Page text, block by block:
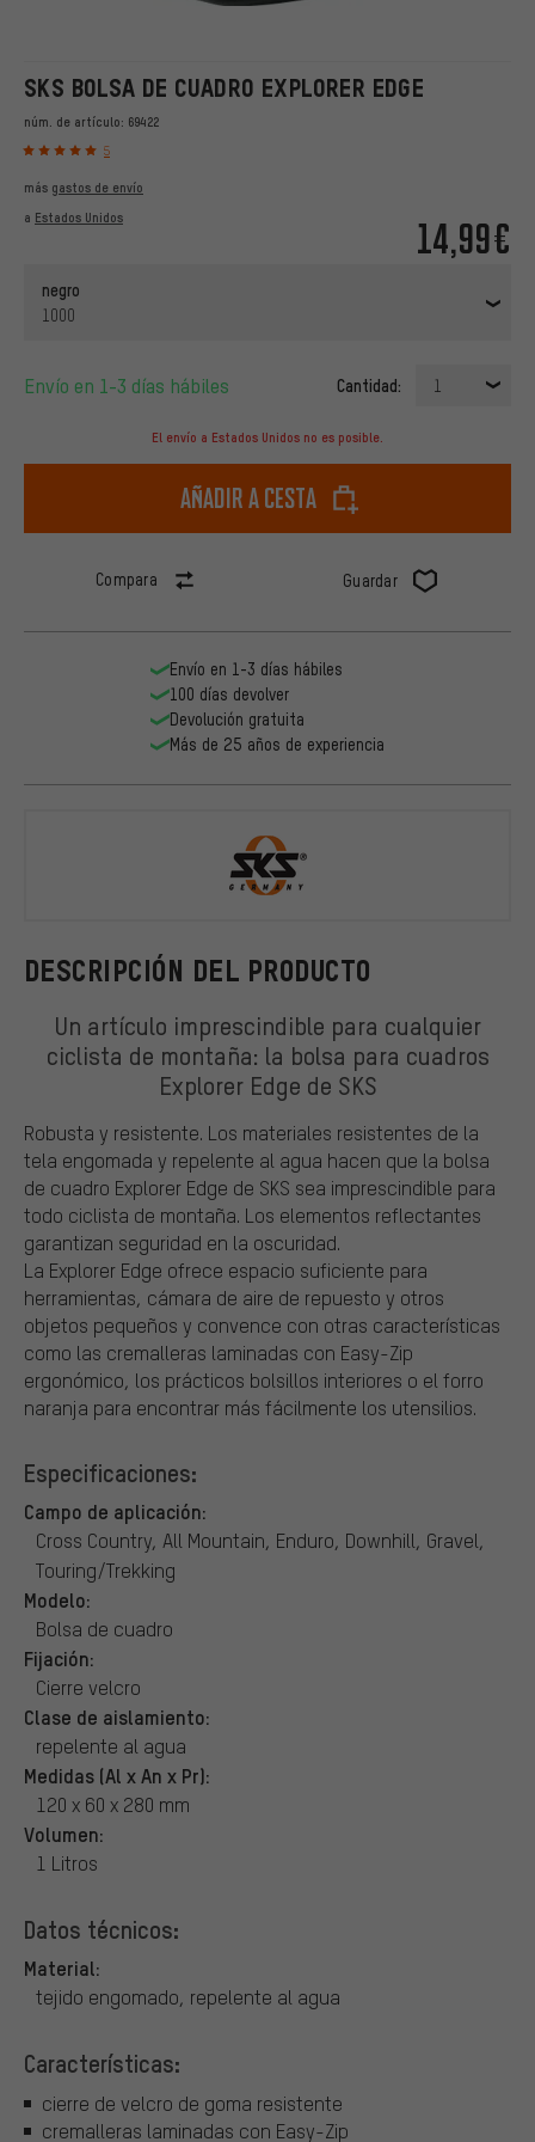
SKS BOLSA DE CUADRO EXPLORER EDGE
núm. de artículo: 69422
5
14,99€
más gastos de envío
a Estados Unidos
negro
1000
Envío en 1-3 días hábiles Cantidad: 1
El envío a Estados Unidos no es posible.
Añadir a cesta
Compara Guardar
DESCRIPCIÓN DEL PRODUCTO
Un artículo imprescindible para cualquier
ciclista de montaña: la bolsa para cuadros
Explorer Edge de SKS
Robusta y resistente. Los materiales resistentes de la
tela engomada y repelente al agua hacen que la bolsa
de cuadro Explorer Edge de SKS sea imprescindible para
todo ciclista de montaña. Los elementos reflectantes
garantizan seguridad en la oscuridad.
La Explorer Edge ofrece espacio suficiente para
herramientas, cámara de aire de repuesto y otros
objetos pequeños y convence con otras características
como las cremalleras laminadas con Easy-Zip
ergonómico, los prácticos bolsillos interiores o el forro
naranja para encontrar más fácilmente los utensilios.
Especificaciones:
Campo de aplicación:
Cross Country, All Mountain, Enduro, Downhill, Gravel,
Touring/Trekking
Modelo:
Bolsa de cuadro
Fijación:
Cierre velcro
Clase de aislamiento:
repelente al agua
Medidas (Al x An x Pr):
120 x 60 x 280 mm
Volumen:
1 Litros
Datos técnicos:
Material:
tejido engomado, repelente al agua
Características:
cierre de velcro de goma resistente
cremalleras laminadas con Easy-Zip
Envío en 1-3 días hábiles
100 días devolver
Devolución gratuita
Más de 25 años de experiencia